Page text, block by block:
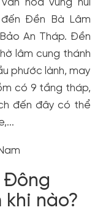
hóa vùng núi
Đền Bà Lâm
An Tháp. Đền
lâm cung thánh
phước lành, may
có 9 tầng tháp,
đến đây có thể
Đông
khi nào?
của Gody.vn dành
Google